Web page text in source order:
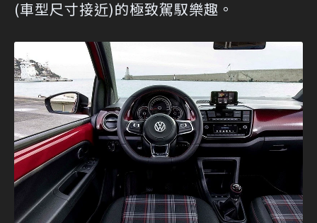
(車型尺寸接近)的極致駕馭樂趣。